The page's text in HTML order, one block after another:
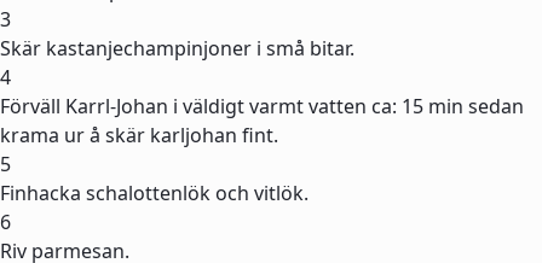
3
Skär kastanjechampinjoner i små bitar.
4
Förväll Karrl-Johan i väldigt varmt vatten ca: 15 min sedan
krama ur å skär karljohan fint.
5
Finhacka schalottenlök och vitlök.
6
Riv parmesan.